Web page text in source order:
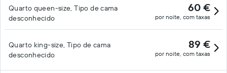
Quarto queen-size, Tipo de cama
desconhecido
60 €
por noite, com taxas
Quarto king-size, Tipo de cama
desconhecido
89 €
por noite, com taxas